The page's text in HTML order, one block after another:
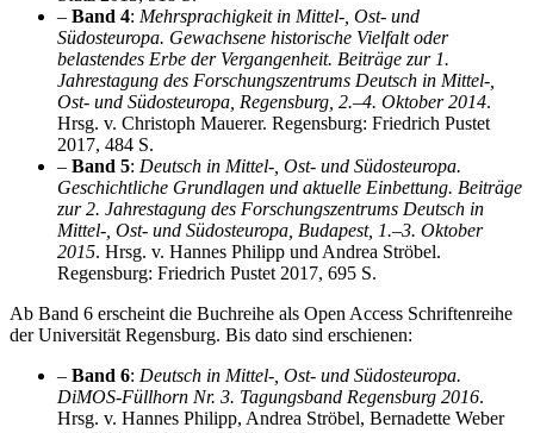
– Band 4: Mehrsprachigkeit in Mittel-, Ost- und
Südosteuropa. Gewachsene historische Vielfalt oder
belastendes Erbe der Vergangenheit. Beiträge zur 1.
Jahrestagung des Forschungszentrums Deutsch in Mittel-,
Ost- und Südosteuropa, Regensburg, 2.–4. Oktober 2014.
Hrsg. v. Christoph Mauerer. Regensburg: Friedrich Pustet
2017, 484 S.
– Band 5: Deutsch in Mittel-, Ost- und Südosteuropa.
Geschichtliche Grundlagen und aktuelle Einbettung. Beiträge
zur 2. Jahrestagung des Forschungszentrums Deutsch in
Mittel-, Ost- und Südosteuropa, Budapest, 1.–3. Oktober
2015. Hrsg. v. Hannes Philipp und Andrea Ströbel.
Regensburg: Friedrich Pustet 2017, 695 S.
Ab Band 6 erscheint die Buchreihe als Open Access Schriftenreihe
der Universität Regensburg. Bis dato sind erschienen:
– Band 6: Deutsch in Mittel-, Ost- und Südosteuropa.
DiMOS-Füllhorn Nr. 3. Tagungsband Regensburg 2016.
Hrsg. v. Hannes Philipp, Andrea Ströbel, Bernadette Weber